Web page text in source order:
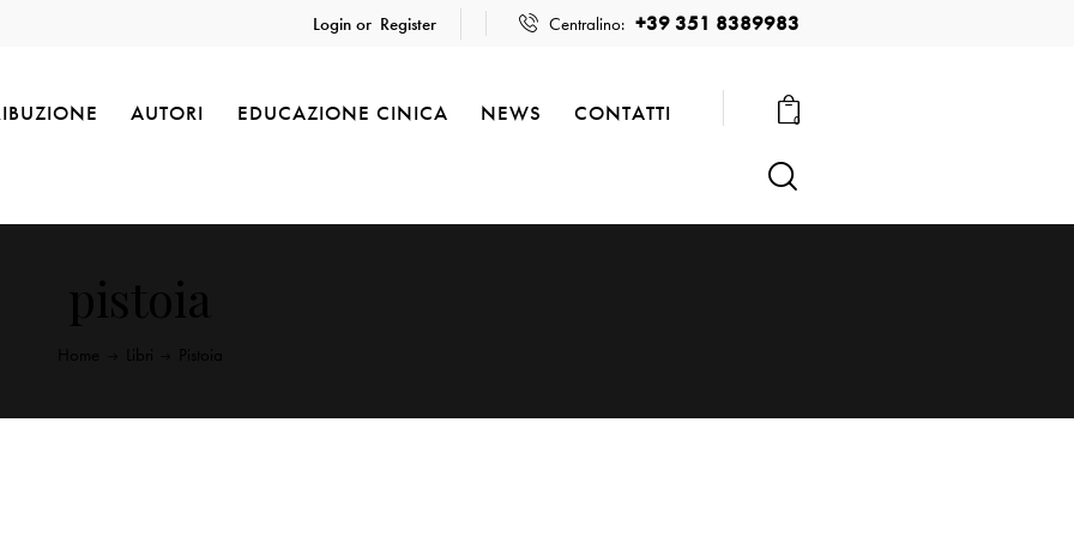
Login or Register Centralino: +39 351 8389983
AUTORI EDUCAZIONE CINICA NEWS CONTATTI 0